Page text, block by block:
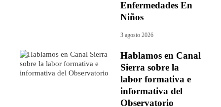
Enfermedades En
Niños
3 agosto 2026
Hablamos en Canal
Sierra sobre la
labor formativa e
informativa del
Observatorio